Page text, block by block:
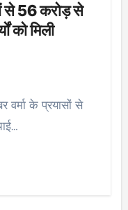
से 56 करोड़ से
को मिली